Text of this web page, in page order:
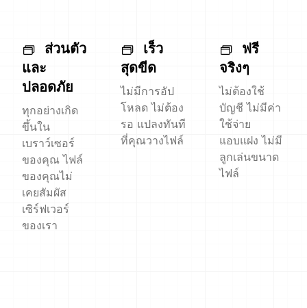
ส่วนตัว
และ
ปลอดภัย
ทุกอย่างเกิด
ขึ้นใน
เบราว์เซอร์
ของคุณ ไฟล์
ของคุณไม่
เคยสัมผัส
เซิร์ฟเวอร์
ของเรา
เร็ว
สุดขีด
ไม่มีการอัป
โหลด ไม่ต้อง
รอ แปลงทันที
ที่คุณวางไฟล์
ฟรี
จริงๆ
ไม่ต้องใช้
บัญชี ไม่มีค่า
ใช้จ่าย
แอบแฝง ไม่มี
ลูกเล่นขนาด
ไฟล์